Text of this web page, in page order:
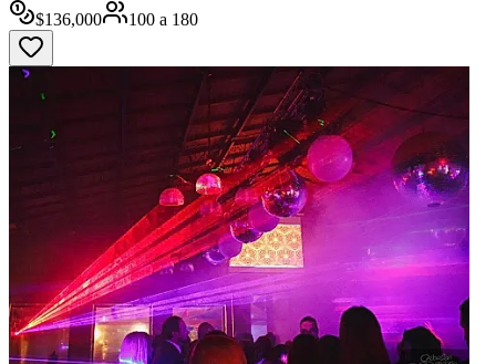
$136,000 100 a 180